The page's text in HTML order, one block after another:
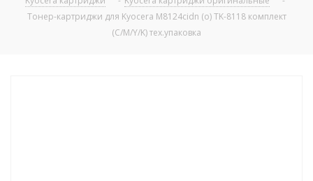
Тонер-картриджи для Kyocera M8124cidn (o) TK-8118 комплект
(C/M/Y/K) тех.упаковка